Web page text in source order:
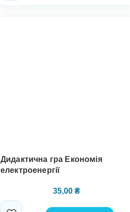
Дидактична гра Економія
електроенергії
35,00₴